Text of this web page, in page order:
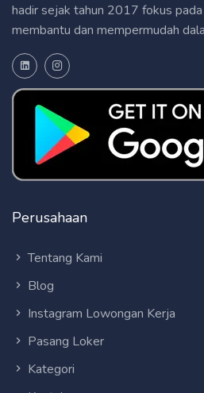
hadir sejak tahun 2017 fokus
membantu dan mempermudah
Perusahaan
Tentang Kami
Blog
Instagram Lowongan Kerja
Pasang Loker
Kategori